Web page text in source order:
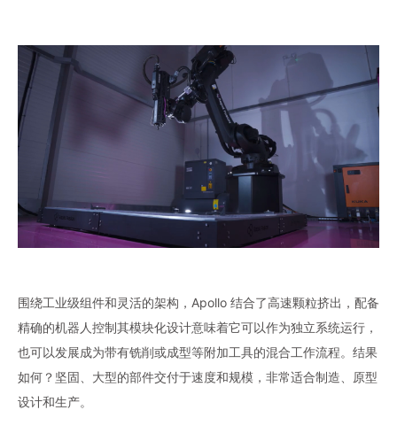
围绕工业级组件和灵活的架构，Apollo 结合了高速颗粒挤出，配备
精确的机器人控制其模块化设计意味着它可以作为独立系统运行，
也可以发展成为带有铣削或成型等附加工具的混合工作流程。结果
如何？坚固、大型的部件交付于速度和规模，非常适合制造、原型
设计和生产。